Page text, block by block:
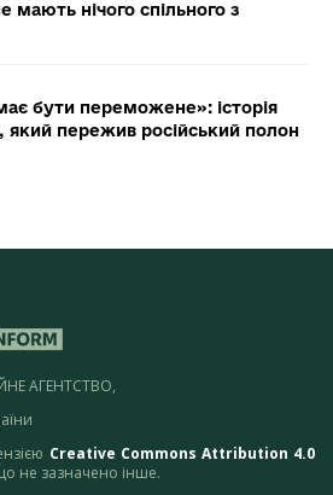
мають нічого спільного з
бути переможене»: історія
який пережив російський полон
АГЕНТСТВО,
Creative Commons Attribution 4.0
не зазначено інше.